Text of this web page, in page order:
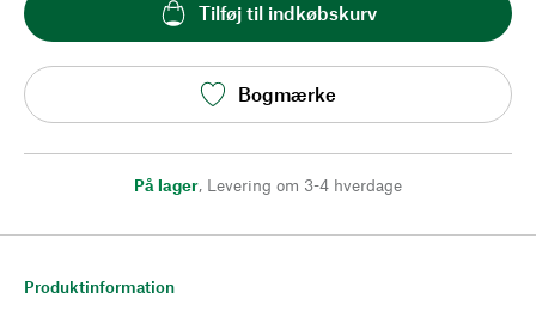
Tilføj til indkøbskurv
Bogmærke
På lager, Levering om 3-4 hverdage
Produktinformation